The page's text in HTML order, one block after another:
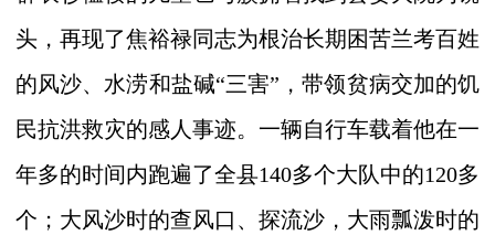
头，再现了焦裕禄同志为根治长期困苦兰考百姓
的风沙、水涝和盐碱“三害”，带领贫病交加的饥
民抗洪救灾的感人事迹。一辆自行车载着他在一
年多的时间内跑遍了全县140多个大队中的120多
个；大风沙时的查风口、探流沙，大雨瓢泼时的